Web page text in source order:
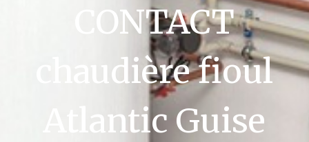
CONTACT
chaudière fioul
Atlantic Guise